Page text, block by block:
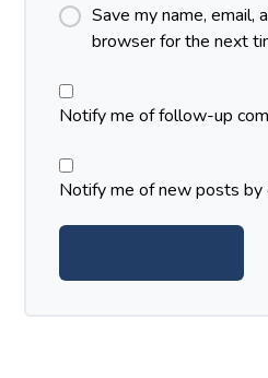
Save my name, email,
browser for the next
Notify me of follow-up
Notify me of new posts by